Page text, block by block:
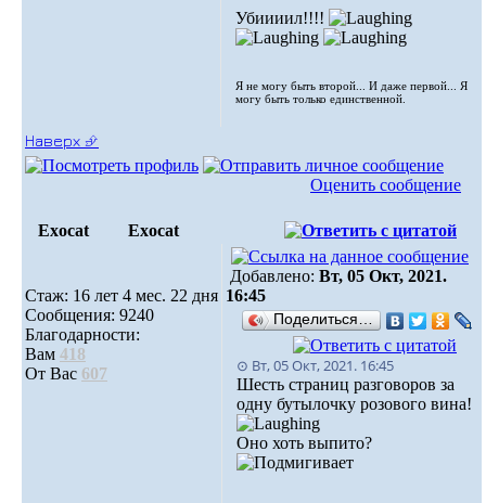
Убиииил!!!!
Я не могу быть второй... И даже первой... Я
могу быть только единственной.
Наверх ⮵
Оценить сообщение
Exocat Exocat
Стаж: 16 лет 4 мес. 22 дня
Сообщения: 9240
Благодарности:
Вам 418
От Вас 607
Добавлено: Вт, 05 Окт, 2021.
16:45
Поделиться…
⊙ Вт, 05 Окт, 2021. 16:45
Шесть страниц разговоров за
одну бутылочку розового вина!
Оно хоть выпито?